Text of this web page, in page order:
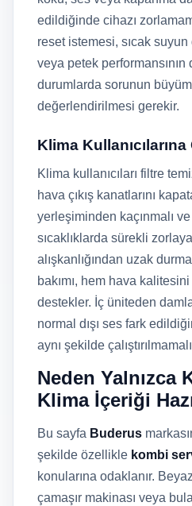
edildiğinde cihazı
reset istemesi, sıcak
veya petek
durumlarda sorunun
değerlendirilmesi gerekir.
Klima
Klima kullanıcıları filtre
hava çıkış kanatlarını
yerleşiminden kaçınmalı
sıcaklıklarda sürekli
alışkanlığından uzak
bakımı, hem hava
destekler. İç üniteden
normal dışı ses fark
aynı şekilde
Neden Yalnızca
Klima İçeriği
Bu sayfa Buderus
şekilde özellikle kombi
konularına odaklanır.
çamaşır makinası veya